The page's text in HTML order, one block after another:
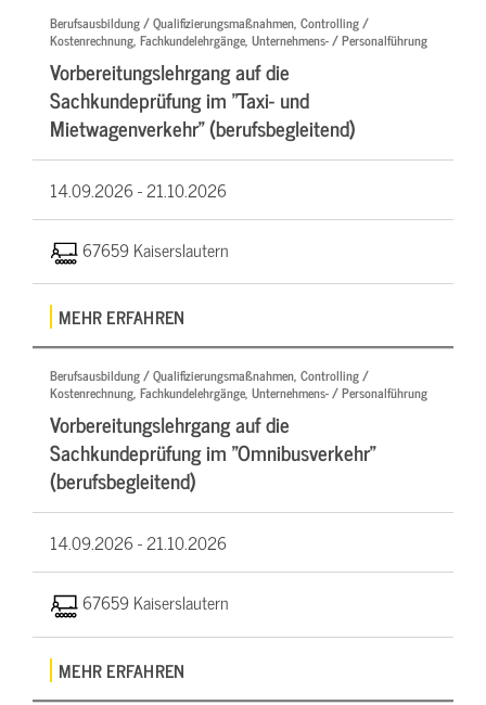
Berufsausbildung / Qualifizierungsmaßnahmen, Controlling /
Kostenrechnung, Fachkundelehrgänge, Unternehmens- / Personalführung
Vorbereitungslehrgang auf die
Sachkundeprüfung im "Taxi- und
Mietwagenverkehr" (berufsbegleitend)
14.09.2026 -21.10.2026
67659 Kaiserslautern
MEHR ERFAHREN
Berufsausbildung / Qualifizierungsmaßnahmen, Controlling /
Kostenrechnung, Fachkundelehrgänge, Unternehmens- / Personalführung
Vorbereitungslehrgang auf die
Sachkundeprüfung im "Omnibusverkehr"
(berufsbegleitend)
14.09.2026 -21.10.2026
67659 Kaiserslautern
MEHR ERFAHREN